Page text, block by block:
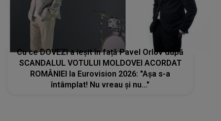
Cu ce DOVEZI a ieșit în față Pavel Orlov după
SCANDALUL VOTULUI MOLDOVEI ACORDAT
ROMÂNIEI la Eurovision 2026: "Așa s-a
întâmplat! Nu vreau și nu..."